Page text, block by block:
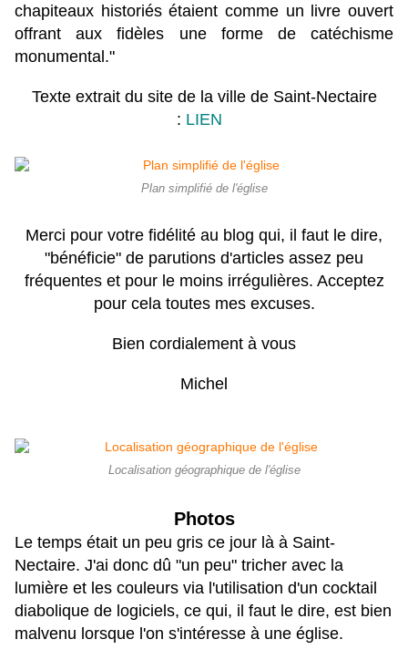
chapiteaux historiés étaient comme un livre ouvert
offrant aux fidèles une forme de catéchisme
monumental."
Texte extrait du site de la ville de Saint-Nectaire
: LIEN
Plan simplifié de l'église
Merci pour votre fidélité au blog qui, il faut le dire,
"bénéficie" de parutions d'articles assez peu
fréquentes et pour le moins irrégulières. Acceptez
pour cela toutes mes excuses.
Bien cordialement à vous
Michel
Localisation géographique de l'église
Photos
Le temps était un peu gris ce jour là à Saint-
Nectaire. J'ai donc dû "un peu" tricher avec la
lumière et les couleurs via l'utilisation d'un cocktail
diabolique de logiciels, ce qui, il faut le dire, est bien
malvenu lorsque l'on s'intéresse à une église.